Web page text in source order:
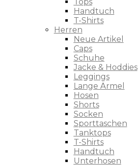
Handtuch
T-Shirts
Herren
Neue Artikel
Caps
Schuhe
Jacke & Hoddies
Leggings
Lange Ärmel
Hosen
Shorts
Socken
Sporttaschen
Tanktops
T-Shirts
Handtuch
Unterhosen